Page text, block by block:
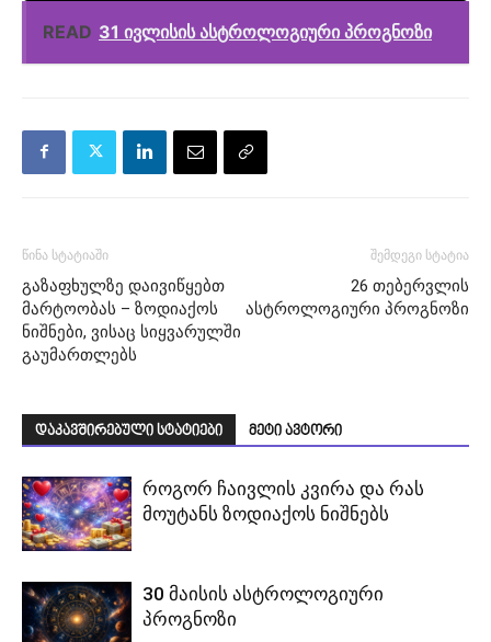
READ 31 ივლისის ასტროლოგიური პროგნოზი
წინა სტატიაში
გაზაფხულზე დაივიწყებთ
მარტოობას – ზოდიაქოს
ნიშნები, ვისაც სიყვარულში
გაუმართლებს
შემდეგი სტატია
26 თებერვლის
ასტროლოგიური პროგნოზი
დაკავშირებული სტატიები მეტი ავტორი
როგორ ჩაივლის კვირა და რას
მოუტანს ზოდიაქოს ნიშნებს
30 მაისის ასტროლოგიური
პროგნოზი